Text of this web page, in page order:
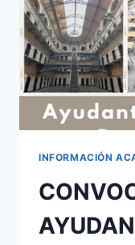
A
INFORMACIÓN